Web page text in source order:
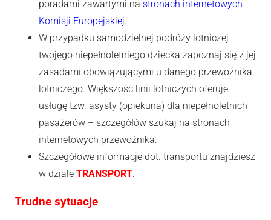
poradami zawartymi na stronach internetowych
Komisji Europejskiej.
W przypadku samodzielnej podróży lotniczej
twojego niepełnoletniego dziecka zapoznaj się z jej
zasadami obowiązującymi u danego przewoźnika
lotniczego. Większość linii lotniczych oferuje
usługę tzw. asysty (opiekuna) dla niepełnoletnich
pasażerów – szczegółów szukaj na stronach
internetowych przewoźnika.
Szczegółowe informacje dot. transportu znajdziesz
w dziale TRANSPORT.
Trudne sytuacje